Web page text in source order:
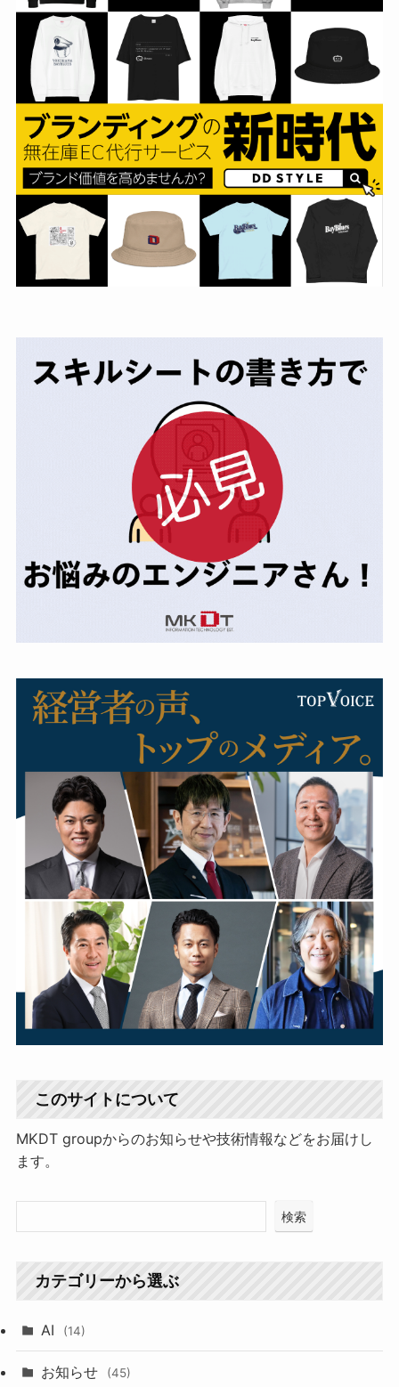
このサイトについて
MKDT groupからのお知らせや技術情報などをお届けし
ます。
検索
カテゴリーから選ぶ
AI (14)
お知らせ (45)